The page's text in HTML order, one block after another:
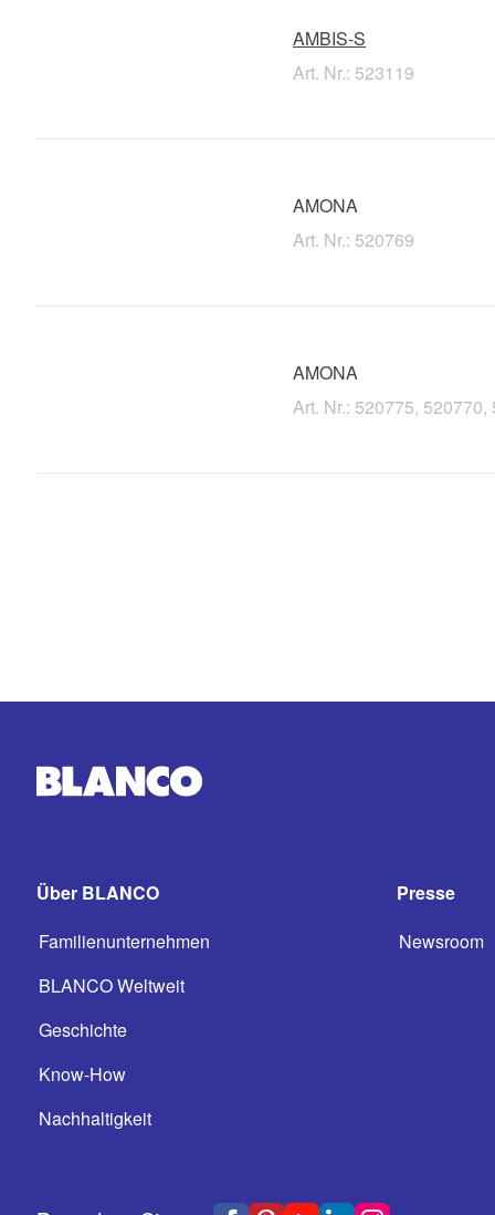
AMBIS-S
Art. Nr.: 523119
AMONA
Art. Nr.: 520769
AMONA
Art. Nr.: 520775,
Über BLANCO
Familienunternehmen
BLANCO Weltweit
Geschichte
Know-How
Nachhaltigkeit
Presse
Newsroom